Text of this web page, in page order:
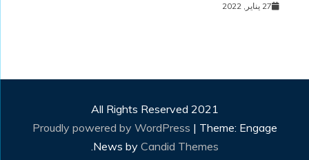
27 يناير, 2022
All Rights Reserved 2021
Proudly powered by WordPress | Theme: Engage
News by Candid Themes
.